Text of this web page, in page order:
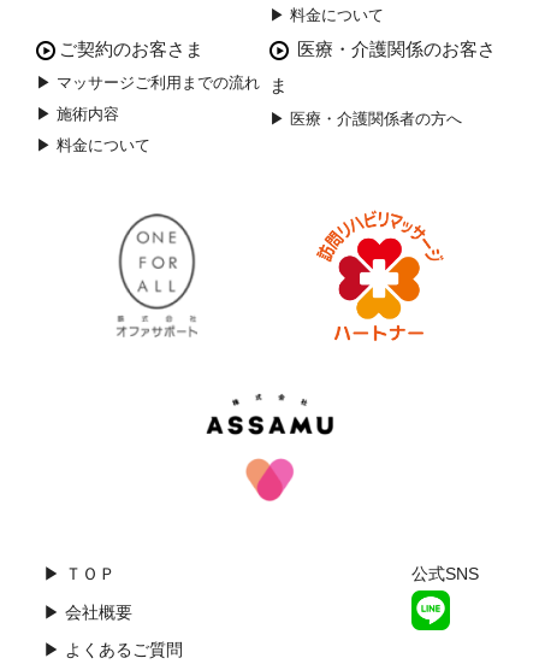
▶ 料金について
ご契約のお客さま
▶ マッサージご利用までの流れ
▶ 施術内容
▶ 料金について
医療・介護関係のお客さ
ま
▶ 医療・介護関係者の方へ
▶ ＴＯＰ
▶ 会社概要
▶ よくあるご質問
公式SNS